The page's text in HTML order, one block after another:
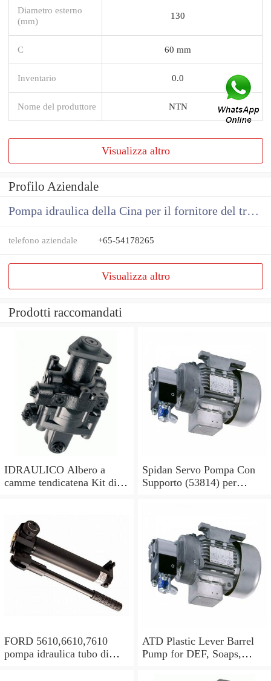
Diametro esterno
(mm)
130
C 60 mm
Inventario 0.0
Nome del produttore NTN
Visualizza altro
Profilo Aziendale
Pompa idraulica della Cina per il fornitore del trattore
telefono aziendale +65-54178265
Visualizza altro
Prodotti raccomandati
IDRAULICO Albero a
camme tendicatena Kit di
Spidan Servo Pompa Con
Supporto (53814) per
FORD 5610,6610,7610
pompa idraulica tubo di
ATD Plastic Lever Barrel
Pump for DEF, Soaps,